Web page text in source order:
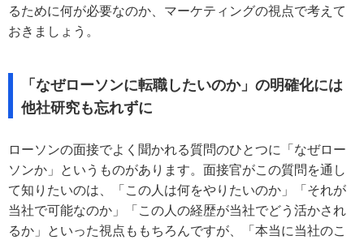
るために何が必要なのか、マーケティングの視点で考えて
おきましょう。
「なぜローソンに転職したいのか」の明確化には
他社研究も忘れずに
ローソンの面接でよく聞かれる質問のひとつに「なぜロー
ソンか」というものがあります。面接官がこの質問を通し
て知りたいのは、「この人は何をやりたいのか」「それが
当社で可能なのか」「この人の経歴が当社でどう活かされ
るか」といった視点ももちろんですが、「本当に当社のこ